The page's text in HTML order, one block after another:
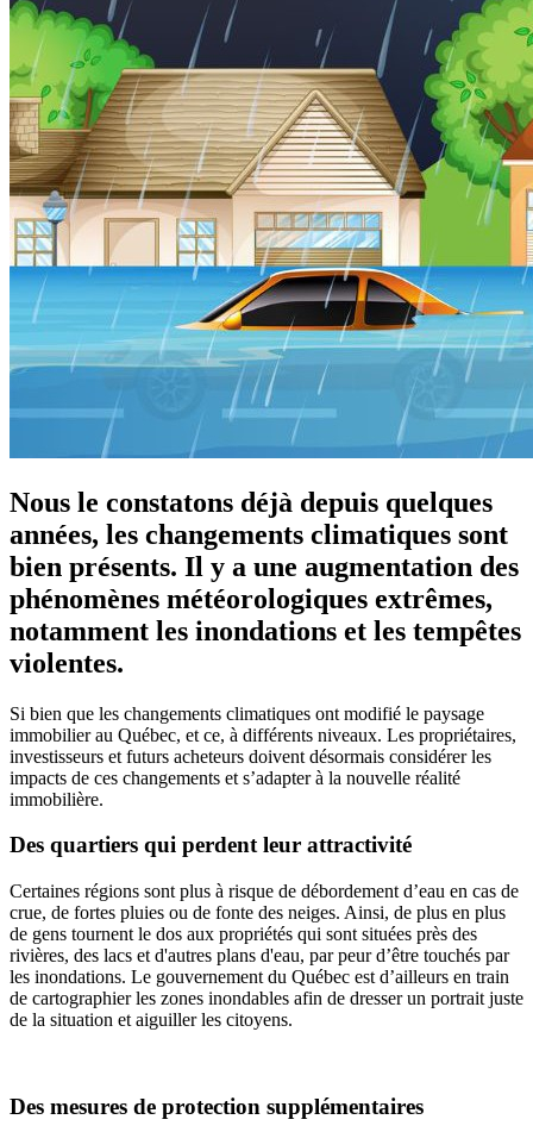
Nous le constatons déjà depuis quelques
années, les changements climatiques sont
bien présents. Il y a une augmentation des
phénomènes météorologiques extrêmes,
notamment les inondations et les tempêtes
violentes.
Si bien que les changements climatiques ont modifié le paysage
immobilier au Québec, et ce, à différents niveaux. Les propriétaires,
investisseurs et futurs acheteurs doivent désormais considérer les
impacts de ces changements et s’adapter à la nouvelle réalité
immobilière.
Des quartiers qui perdent leur attractivité
Certaines régions sont plus à risque de débordement d’eau en cas de
crue, de fortes pluies ou de fonte des neiges. Ainsi, de plus en plus
de gens tournent le dos aux propriétés qui sont situées près des
rivières, des lacs et d'autres plans d'eau, par peur d’être touchés par
les inondations. Le gouvernement du Québec est d’ailleurs en train
de cartographier les zones inondables afin de dresser un portrait juste
de la situation et aiguiller les citoyens.
Des mesures de protection supplémentaires